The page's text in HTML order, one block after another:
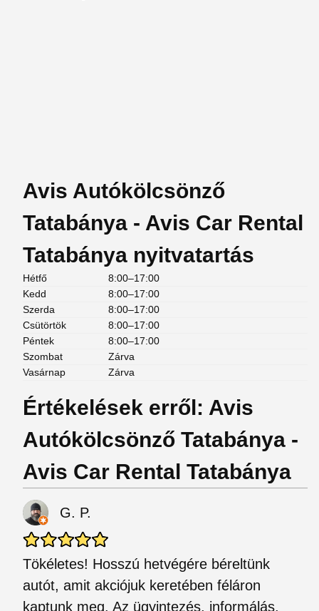
Avis Autókölcsönző
Tatabánya - Avis Car Rental
Tatabánya nyitvatartás
Hétfő
8:00–17:00
Kedd
8:00–17:00
Szerda
8:00–17:00
Csütörtök
8:00–17:00
Péntek
8:00–17:00
Szombat
Zárva
Vasárnap
Zárva
Értékelések erről: Avis
Autókölcsönző Tatabánya -
Avis Car Rental Tatabánya
G. P.
Tökéletes! Hosszú hetvégére béreltünk
autót, amit akciójuk keretében féláron
kaptunk meg. Az ügyintezés, informálás,